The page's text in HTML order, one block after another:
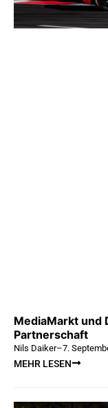
MediaMarkt und
Partnerschaft
Nils Daiker–7.
MEHR LESEN